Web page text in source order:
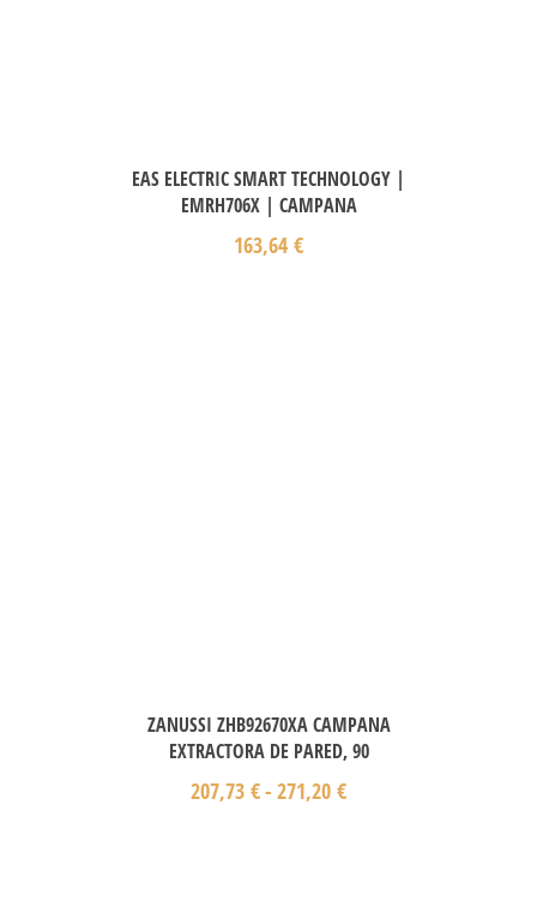
EAS ELECTRIC SMART TECHNOLOGY |
EMRH706X | CAMPANA
163,64 €
ZANUSSI ZHB92670XA CAMPANA
EXTRACTORA DE PARED, 90
207,73 €- 271,20 €